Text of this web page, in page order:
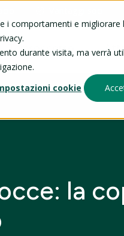
comportamenti e migliorare
durante visita, ma verrà
cookie
Telesoccorso
la